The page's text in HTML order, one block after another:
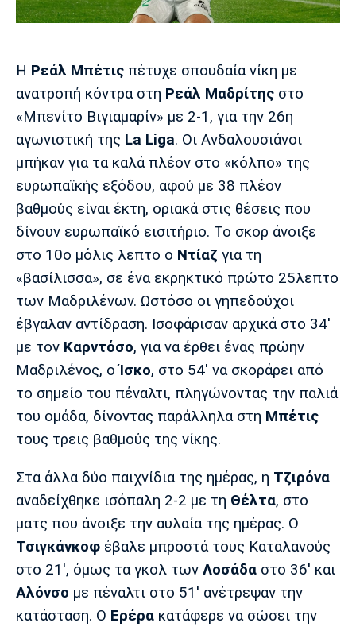
Cine Spot
Running
Media
Παρασκήνιο
Ιωνικός Κηφισιά Πανσερραϊκός
Μπαρτσελόνα
Ρεάλ
Μαδρίτης
Ατλέτικο
Μαδρίτης
Μάντσεστερ
Γιουνάιτεντ
Άρσεναλ
Λίβερπουλ
Μάντσεστερ
Σίτι
Γιουβέντους
Μπορούσια
Ντόρτμουντ
Παρί Σεν
Μαρσέιγ
Η Ρεάλ Μπέτις πέτυχε σπουδαία νίκη με
ανατροπή κόντρα στη Ρεάλ Μαδρίτης στο
«Μπενίτο Βιγιαμαρίν» με 2-1, για την 26η
αγωνιστική της La Liga. Οι Ανδαλουσιάνοι
μπήκαν για τα καλά πλέον στο «κόλπο» της
ευρωπαϊκής εξόδου, αφού με 38 πλέον
βαθμούς είναι έκτη, οριακά στις θέσεις που
δίνουν ευρωπαϊκό εισιτήριο. Το σκορ άνοιξε
στο 10ο μόλις λεπτο ο Ντίαζ για τη
«βασίλισσα», σε ένα εκρηκτικό πρώτο 25λεπτο
των Μαδριλένων. Ωστόσο οι γηπεδούχοι
έβγαλαν αντίδραση. Ισοφάρισαν αρχικά στο 34'
με τον Καρντόσο, για να έρθει ένας πρώην
Μαδριλένος, οΊσκο, στο 54' να σκοράρει από
το σημείο του πέναλτι, πληγώνοντας την παλιά
του ομάδα, δίνοντας παράλληλα στη Μπέτις
τους τρεις βαθμούς της νίκης.
Στα άλλα δύο παιχνίδια της ημέρας, η Τζιρόνα
αναδείχθηκε ισόπαλη 2-2 με τη Θέλτα, στο
ματς που άνοιξε την αυλαία της ημέρας. Ο
Τσιγκάνκοφ έβαλε μπροστά τους Καταλανούς
στο 21', όμως τα γκολ των Λοσάδα στο 36' και
Αλόνσο με πέναλτι στο 51' ανέτρεψαν την
κατάσταση. Ο Ερέρα κατάφερε να σώσει την